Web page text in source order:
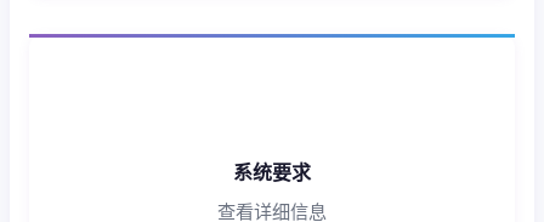
系统要求
查看详细信息